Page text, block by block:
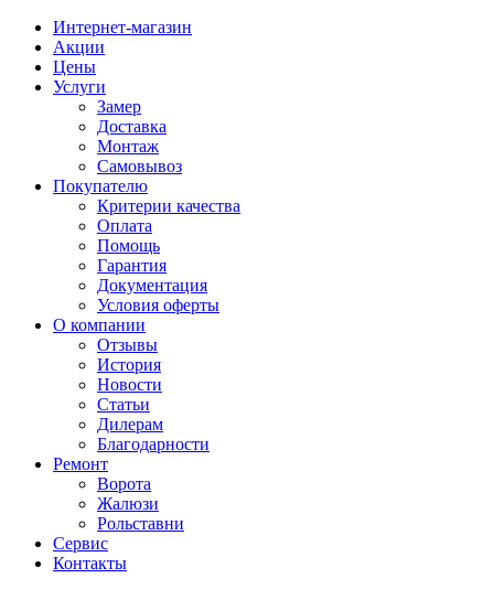
Интернет-магазин
Акции
Цены
Услуги
Замер
Доставка
Монтаж
Самовывоз
Покупателю
Критерии качества
Оплата
Помощь
Гарантия
Документация
Условия оферты
О компании
Отзывы
История
Новости
Статьи
Дилерам
Благодарности
Ремонт
Ворота
Жалюзи
Рольставни
Сервис
Контакты